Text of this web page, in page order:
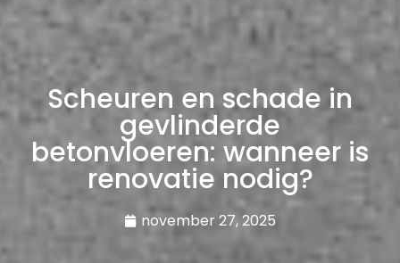
Scheuren en schade in
gevlinderde
betonvloeren: wanneer is
renovatie nodig?
november 27, 2025